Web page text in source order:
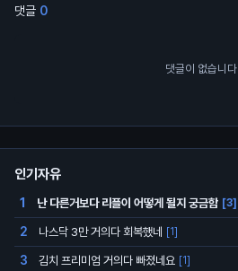
댓글 0
댓글이 없습니다
인기자유
1 난 다른거보다 리플이 어떻게 될지 궁금함 [3]
2 나스닥 3만 거의다 회복했네 [1]
3 김치 프리미엄 거의다 빠졌네요 [1]